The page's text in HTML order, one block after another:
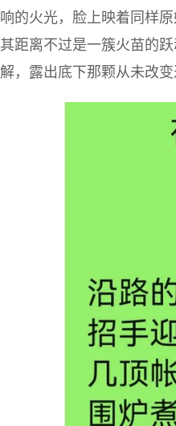
响的火光，脸上映着同样
其距离不过是一簇火苗的
解，露出底下那颗从未改